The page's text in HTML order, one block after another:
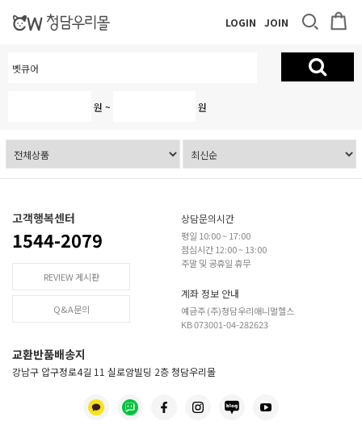
LOGIN JOIN
원 ~ 원
고객행복센터
1544-2079
REVIEW 게시판
Q&A문의
상담문의시간
평일 10:00 ~ 17:00
점심시간 12:00 ~ 13:00
주말 및 공휴일 휴무
계좌 정보 안내
예금주 (주)청담우리애니멀헬스
KB 073001-04-282623
교환반품배송지
강남구 압구정로4길 11 실로암빌딩 2층 청담우리몰